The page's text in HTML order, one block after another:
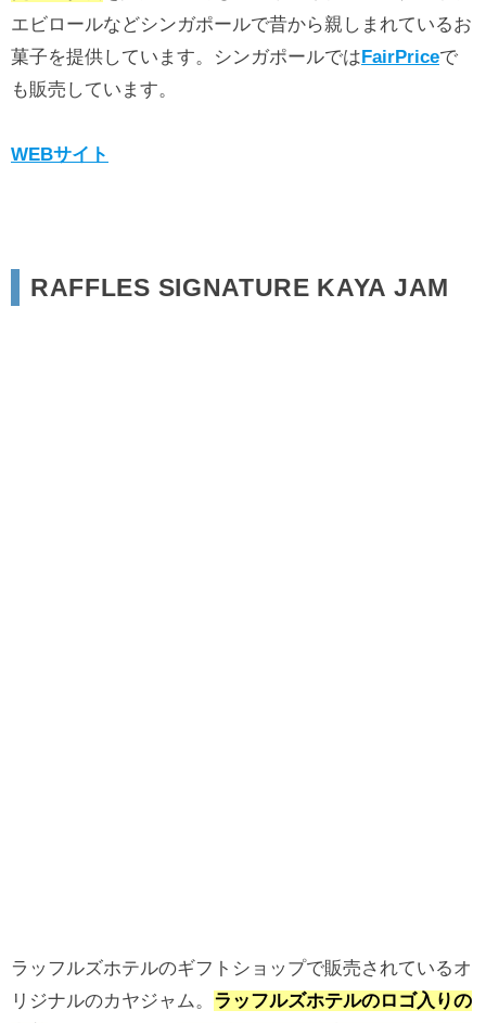
エビロールなどシンガポールで昔から親しまれているお
菓子を提供しています。シンガポールではFairPriceで
も販売しています。
WEBサイト
RAFFLES SIGNATURE KAYA JAM
ラッフルズホテルのギフトショップで販売されているオ
リジナルのカヤジャム。 ラッフルズホテルのロゴ入りの